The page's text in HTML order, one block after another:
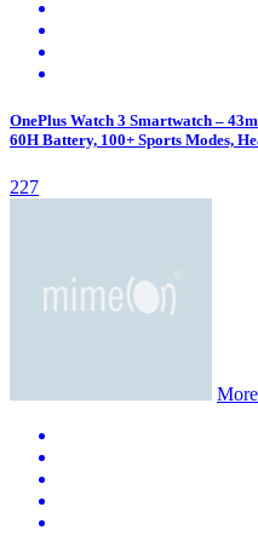
OnePlus Watch 3 Smartwatch –
60H Battery, 100+ Sports Modes,
227
More